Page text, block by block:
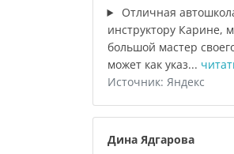
Отличная
инструктору Карине,
большой мастер
может как указ...
Источник: Яндекс
Дина Ядгарова